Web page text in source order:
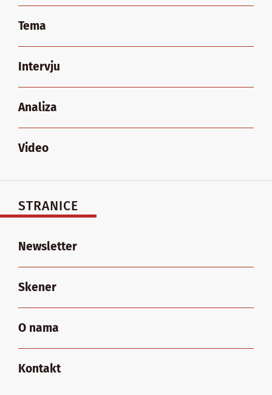
Tema
Intervju
Analiza
Video
STRANICE
Newsletter
Skener
O nama
Kontakt